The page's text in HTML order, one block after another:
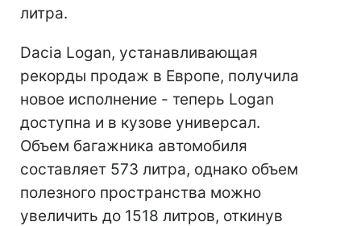
литра.
Dacia Logan, устанавливающая
рекорды продаж в Европе, получила
новое исполнение - теперь Logan
доступна и в кузове универсал.
Объем багажника автомобиля
составляет 573 литра, однако объем
полезного пространства можно
увеличить до 1518 литров, откинув